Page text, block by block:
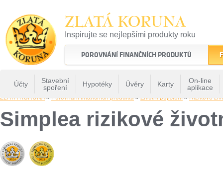
ZLATÁ KORUNA
Inspirujte se nejlepšími produkty roku
22 let tradice a kvality na finančním trhu
POROVNÁNÍ FINANČNÍCH PRODUKTŮ
Účty
Stavební
spoření
Hypotéky Úvěry Karty
On-line
aplikace
ZLATÁ KORUNA» Porovnání finančních produktů » Životní pojištění » Rizikové
Simplea rizikové